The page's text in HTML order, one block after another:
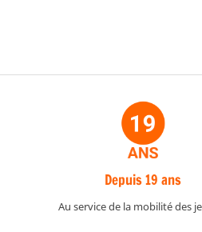
Depuis 19 ans
Au service de la mobilité des